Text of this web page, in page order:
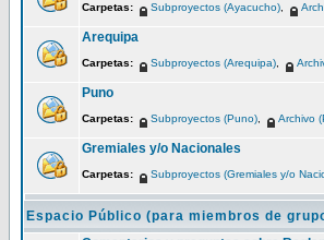
Carpetas: Subproyectos (Ayacucho)
Arequipa
Carpetas: Subproyectos (Arequipa)
Puno
Carpetas: Subproyectos (Puno) Archivo
Gremiales y/o Nacionales
Carpetas: Subproyectos (Gremiales y/o
Espacio Público (para miembros de